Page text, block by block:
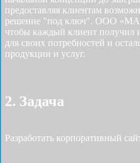
предоставляя клиентам
решение "под ключ". ООО
чтобы каждый клиент получил
для своих потребностей и
продукции и услуг.
2. Задача
Разработать корпоративный